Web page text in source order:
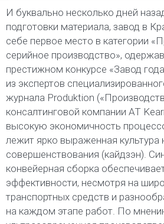
И буквально несколько дней
подготовки материала, завод в
себе первое место в категории
серийное производство»,
престижном конкурсе «Завод
из экспертов
журнала Produktion
консалтинговой компании AT
высокую экономичность
лежит ярко выраженная культура
совершенствования (кайдзэн).
конвейерная сборка
эффективности, несмотря на
транспортных средств и
на каждом этапе работ. По